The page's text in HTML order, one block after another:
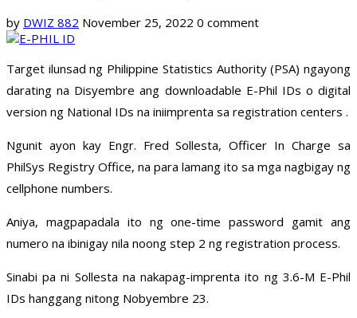
by DWIZ 882 November 25, 2022 0 comment
Target ilunsad ng Philippine Statistics Authority (PSA) ngayong
darating na Disyembre ang downloadable E-Phil IDs o digital
version ng National IDs na iniimprenta sa registration centers .
Ngunit ayon kay Engr. Fred Sollesta, Officer In Charge sa
PhilSys Registry Office, na para lamang ito sa mga nagbigay ng
cellphone numbers.
Aniya, magpapadala ito ng one-time password gamit ang
numero na ibinigay nila noong step 2 ng registration process.
Sinabi pa ni Sollesta na nakapag-imprenta ito ng 3.6-M E-Phil
IDs hanggang nitong Nobyembre 23.